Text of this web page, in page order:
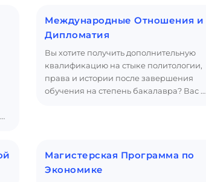
Международные Отношения и
Дипломатия
Вы хотите получить дополнительную
квалификацию на стыке политологии,
права и истории после завершения
обучения на степень бакалавра? Вас …
Магистерская Программа по
Экономике